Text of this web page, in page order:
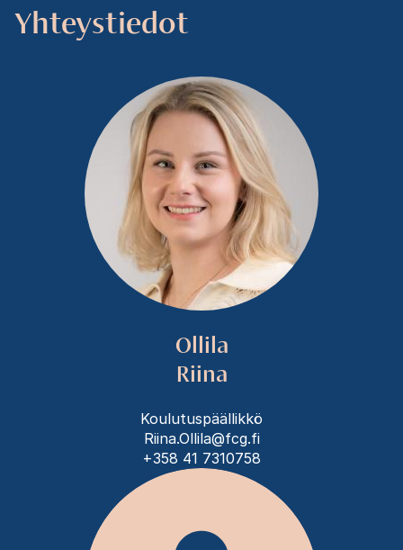
Yhteystiedot
Ollila
Riina
Koulutuspäällikkö
Riina.Ollila@fcg.fi
+358 41 7310758